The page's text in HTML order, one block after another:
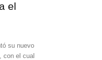
el
su nuevo
con el cual